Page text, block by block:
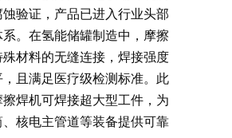
验证，产品已进入行业头部
。在氢能储罐制造中，摩擦
材料的无缝连接，焊接强度
且满足医疗级检测标准。此
焊机可焊接超大型工件，为
核电主管道等装备提供可靠